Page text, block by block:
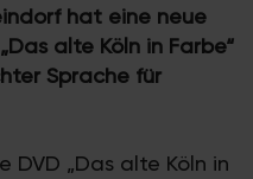
hat eine neue
alte Köln in Farbe“
Sprache für
DVD „Das alte Köln in